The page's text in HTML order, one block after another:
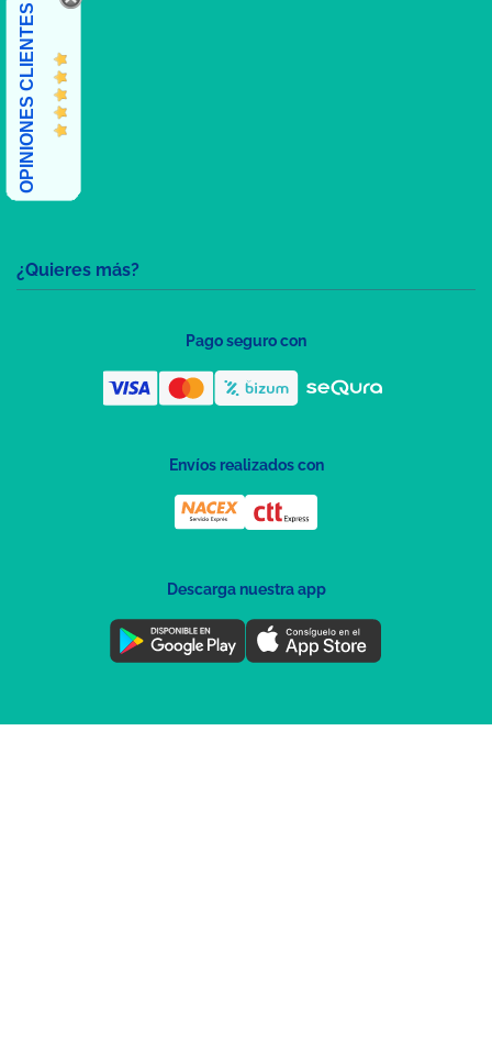
¿Quieres más?
OPINIONES CLIENTES
Pago seguro con
Envíos realizados con
Descarga nuestra app